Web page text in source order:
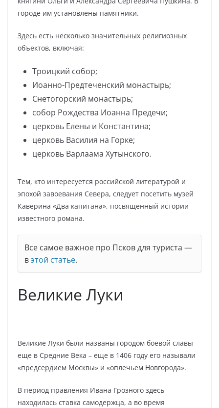
городе им установлены памятники.
Здесь есть несколько значительных религиозных
объектов, включая:
Троицкий собор;
Иоанно-Предтеченский монастырь;
Снетогорский монастырь;
собор Рождества Иоанна Предечи;
церковь Елены и Константина;
церковь Василия на Горке;
церковь Варлаама Хутынского.
Тем, кто интересуется российской литературой и
эпохой завоевания Севера, следует посетить музей
Каверина «Два капитана», посвященный истории
известного романа.
Все самое важное про Псков для туриста —
вэтой статье.
Великие Луки
Великие Луки были названы городом боевой славы
еще в Средние Века – еще в 1406 году его называли
«предсердием Москвы» и «оплечьем Новгорода».
В период правления Ивана Грозного здесь
находилась ставка самодержца, а во время